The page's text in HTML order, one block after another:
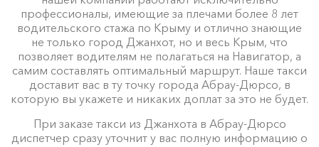
профессионалы, имеющие за плечами более 8 лет
водительского стажа по Крыму и отлично знающие
не только город Джанхот, но и весь Крым, что
позволяет водителям не полагаться на Навигатор, а
самим составлять оптимальный маршрут. Наше такси
доставит вас в ту точку города Абрау-Дюрсо, в
которую вы укажете и никаких доплат за это не будет.
При заказе такси из Джанхота в Абрау-Дюрсо
диспетчер сразу уточнит у вас полную информацию о